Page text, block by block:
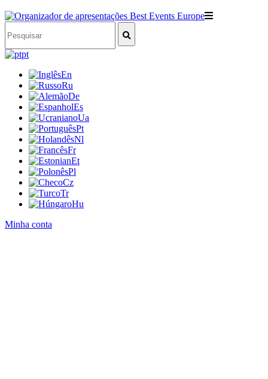
pt
En
Ru
De
Es
Ua
Pt
Nl
Fr
Et
Pl
Cz
Tr
Hu
Minha conta